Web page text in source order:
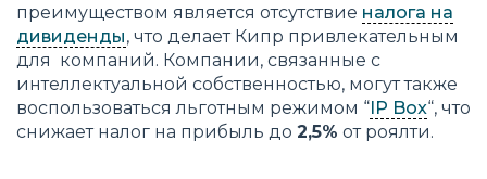
преимуществом является отсутствие налога на
дивиденды, что делает Кипр привлекательным
для компаний. Компании, связанные с
интеллектуальной собственностью, могут также
воспользоваться льготным режимом “IP Box“, что
снижает налог на прибыль до 2,5% от роялти​.